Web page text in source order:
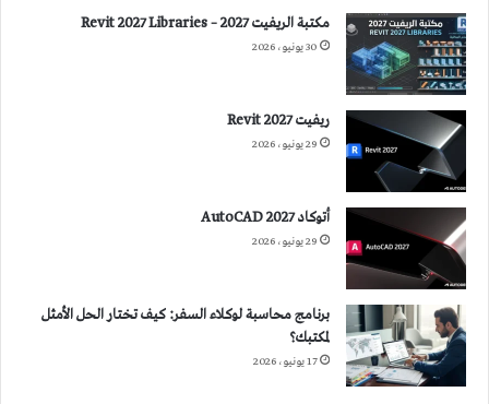
مكتبة الريفيت 2027 – Revit 2027 Libraries
30 يونيو، 2026
ريفيت 2027 Revit
29 يونيو، 2026
أتوكاد 2027 AutoCAD
29 يونيو، 2026
برنامج محاسبة لوكلاء السفر: كيف تختار الحل الأمثل
لمكتبك؟
17 يونيو، 2026